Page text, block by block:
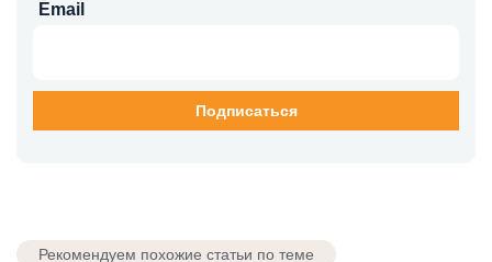
Email
Рекомендуем похожие статьи по теме